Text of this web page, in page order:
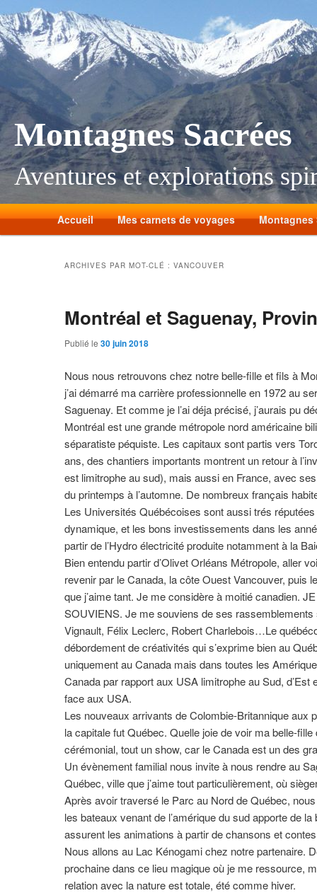
Montagnes Sacrées
Aventures et explorations
Accueil Mes carnets de voyages Montagnes
ARCHIVES PAR MOT-CLÉ :VANCOUVER
Montréal et Saguenay,
Publié le30 juin 2018
Nous nous retrouvons chez notre belle-fille et fils à
j’ai démarré ma carrière professionnelle en 1972 au
Saguenay. Et comme je l’ai déja précisé, j’aurais pu
Montréal est une grande métropole nord américaine
séparatiste péquiste. Les capitaux sont partis vers
ans, des chantiers importants montrent un retour à
est limitrophe au sud), mais aussi en France, avec
du printemps à l’automne. De nombreux français
Les Universités Québécoises sont aussi trés
dynamique, et les bons investissements dans les
partir de l’Hydro électricité produite notamment à la
Bien entendu partir d’Olivet Orléans Métropole, aller
revenir par le Canada, la côte Ouest Vancouver, puis
que j’aime tant. Je me considère à moitié canadien.
SOUVIENS. Je me souviens de ses
Vignault, Félix Leclerc, Robert Charlebois…Le
débordement de créativités qui s’exprime bien au
uniquement au Canada mais dans toutes les
Canada par rapport aux USA limitrophe au Sud,
face aux USA.
Les nouveaux arrivants de Colombie-Britannique aux
la capitale fut Québec. Quelle joie de voir ma belle-
cérémonial, tout un show, car le Canada est un des
Un évènement familial nous invite à nous rendre au
Québec, ville que j’aime tout particulièrement, où
Après avoir traversé le Parc au Nord de Québec,
les bateaux venant de l’amérique du sud apporte de
assurent les animations à partir de chansons et
Nous allons au Lac Kénogami chez notre
prochaine dans ce lieu magique où je me ressource,
relation avec la nature est totale, été comme hiver.